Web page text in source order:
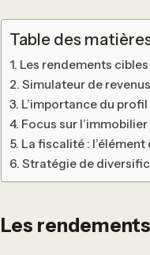
Table des
Les rendements
Simulateur de
L’importance du
Focus sur
La fiscalité :
Stratégie de
Les